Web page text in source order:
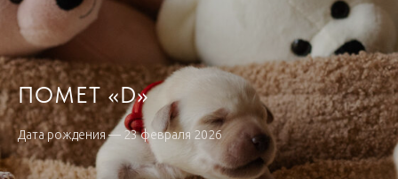
ПОМЕТ «D»
Дата рождения — 23 февраля 2026